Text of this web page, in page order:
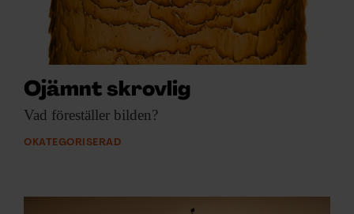
Ojämnt skrovlig
Vad föreställer bilden?
OKATEGORISERAD